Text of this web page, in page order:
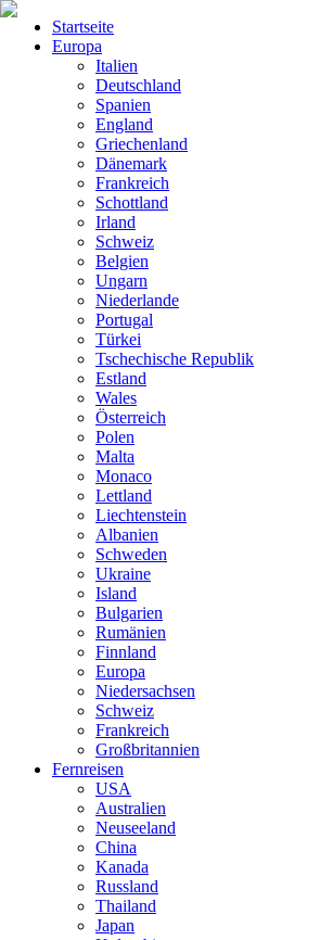
Startseite
Europa
Italien
Deutschland
Spanien
England
Griechenland
Dänemark
Frankreich
Schottland
Irland
Schweiz
Belgien
Ungarn
Niederlande
Portugal
Türkei
Tschechische Republik
Estland
Wales
Österreich
Polen
Malta
Monaco
Lettland
Liechtenstein
Albanien
Schweden
Ukraine
Island
Bulgarien
Rumänien
Finnland
Europa
Niedersachsen
Schweiz
Frankreich
Großbritannien
Fernreisen
USA
Australien
Neuseeland
China
Kanada
Russland
Thailand
Japan